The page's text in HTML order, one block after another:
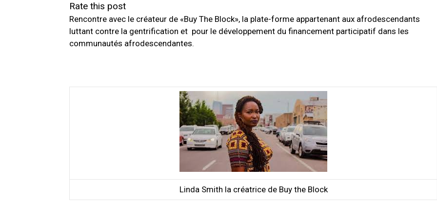
Rate this post
Rencontre avec le créateur de «Buy The Block», la plate-forme appartenant aux afrodescendants
luttant contre la gentrification et pour le développement du financement participatif dans les
communautés afrodescendantes.
Linda Smith la créatrice de Buy the Block